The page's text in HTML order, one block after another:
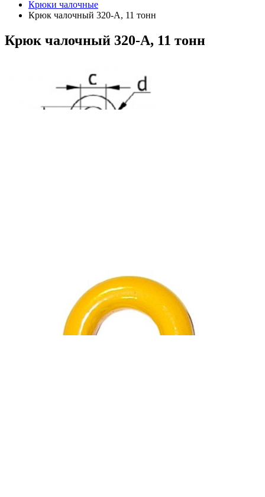
Крюки чалочные
Крюк чалочный 320-А, 11 тонн
Крюк чалочный 320-А, 11 тонн